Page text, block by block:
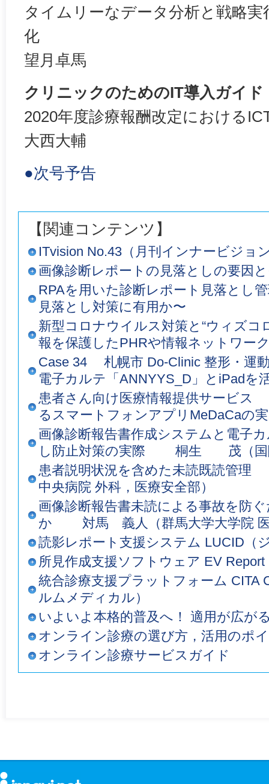
タイムリーなデータ分析と戦略
化
望月卓馬
クリニックのためのIT導入ガイド
2020年度診療報酬改定における
大西大輔
●次号予告
【関連コンテンツ】
ITvision No.43（月刊インナービジョ
画像診断レポートの見落としの要因
RPAを用いた診断レポート見落とし
見落とし対策に有用か〜
新型コロナウイルス対策と“ウィズコ
報を保護したPHRや情報ネットワー
Case 34 札幌市 Do-Clinic 整形・
電子カルテ「ANNYYS_D」とiPadを
患者さん向け医療情報提供サービス
るスマートフォンアプリMeDaCaの
画像診断報告書作成システムと電子
し防止対策の実際 桐生 茂（国
患者説明状況を含めた未読既読管
中央病院 外科，医療安全部）
画像診断報告書未読による事故を防
か 対馬 義人（群馬大学大学院 医
読影レポート支援システム LUCID（
所見作成支援ソフトウェア EV Report
統合診療支援プラットフォーム CITA
ルムメディカル）
いよいよ本格的普及へ！ 適用が広が
オンライン診療の選び方，活用のポ
オンライン診療サービスガイド